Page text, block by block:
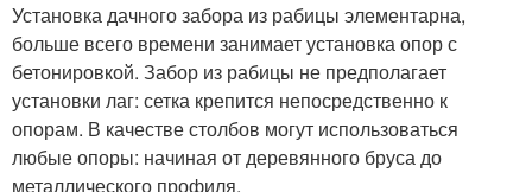
Установка дачного забора из рабицы элементарна,
больше всего времени занимает установка опор с
бетонировкой. Забор из рабицы не предполагает
установки лаг: сетка крепится непосредственно к
опорам. В качестве столбов могут использоваться
любые опоры: начиная от деревянного бруса до
металлического профиля.